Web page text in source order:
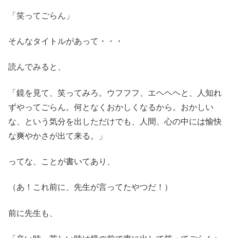
「笑ってごらん」
そんなタイトルがあって・・・
読んでみると、
「鏡を見て、笑ってみろ。ウフフフ、エヘヘヘと、人知れ
ずやってごらん。何となくおかしくなるから。おかしい
な、という気分を出しただけでも、人間、心の中には愉快
な爽やかさが出て来る。」
ってな、ことが書いてあり、
（あ！これ前に、先生が言ってたやつだ！）
前に先生も、